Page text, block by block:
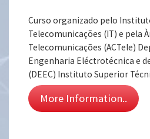
Curso organizado pelo
Telecomunicações (IT) e pela
Telecomunicações (ACTele)
Engenharia Eléctrotécnica e
(DEEC) Instituto Superior
More Information..